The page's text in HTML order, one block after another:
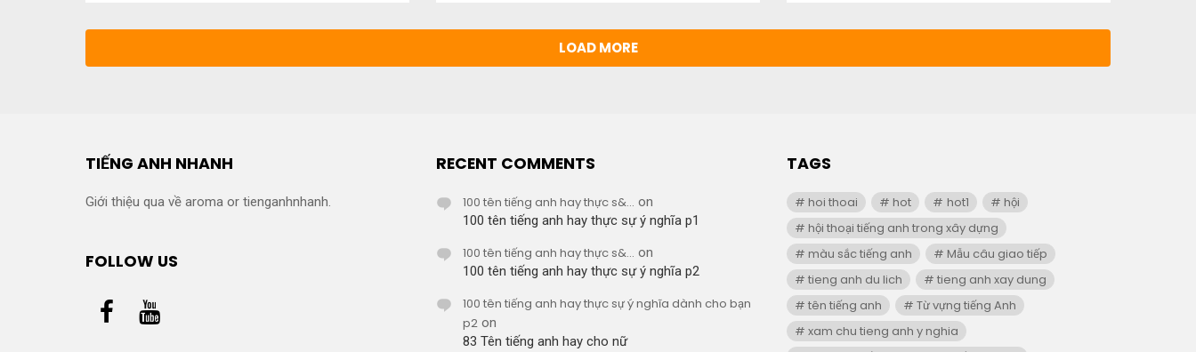
LOAD MORE
TIẾNG ANH NHANH
Giới thiệu qua về aroma or tienganhnhanh.
FOLLOW US
RECENT COMMENTS
100 tên tiếng anh hay thực s&... on
100 tên tiếng anh hay thực sự ý nghĩa p1
100 tên tiếng anh hay thực s&... on
100 tên tiếng anh hay thực sự ý nghĩa p2
100 tên tiếng anh hay thực sự ý nghĩa dành cho bạn
p2on
83 Tên tiếng anh hay cho nữ
TAGS
hoi thoai hot hot1
hội
hội thoại tiếng anh trong xây dựng
màu sắc tiếng anh
Mẫu câu giao tiếp
tieng anh du lich
tieng anh xay dung
tên tiếng anh
Từ vựng tiếng Anh
xam chu tieng anh y nghia